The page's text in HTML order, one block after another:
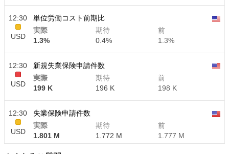
12:30
USD
単位労働コスト前期比
実際
1.3%
期待
0.4%
前
1.3%
12:30
USD
新規失業保険申請件数
実際
199 K
期待
196 K
前
198 K
12:30
USD
失業保険申請件数
実際
1.801 M
期待
1.772 M
前
1.777 M